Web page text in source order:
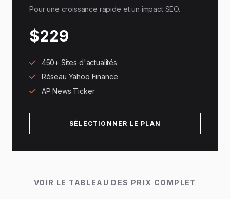
Pour une croissance rapide et un impact SEO.
$229
450+ Sites d'actualités
Réseau Yahoo Finance
AP News Ticker
SÉLECTIONNER LE PLAN
VOIR LE TABLEAU DES PRIX COMPLET